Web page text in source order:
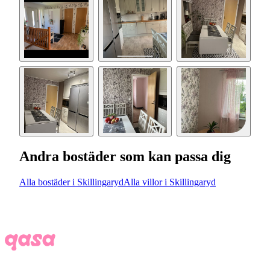
Andra bostäder som kan passa dig
Alla bostäder i SkillingarydAlla villor i Skillingaryd